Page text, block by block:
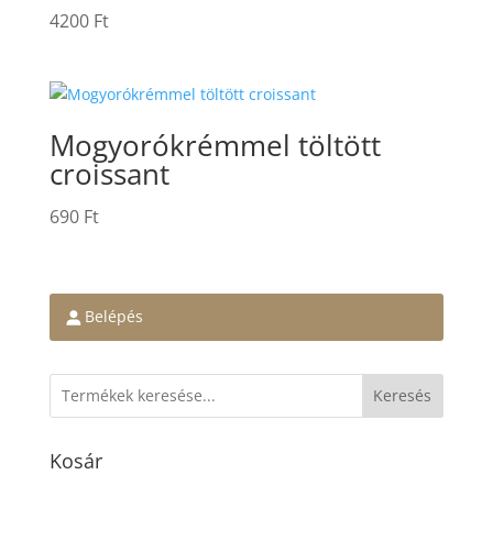
4200 Ft
Mogyorókrémmel töltött
croissant
690 Ft
Belépés
Keresés
Kosár